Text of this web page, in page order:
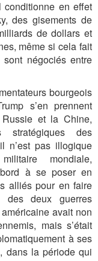
conditionne en effet
des gisements de
de dollars et
même si cela fait
négociés entre
bourgeois
s’en prennent
et la Chine,
stratégiques des
n’est pas illogique
mondiale,
à se poser en
alliés pour en faire
des deux guerres
avait non
mais s’était
à ses
dans la période qui